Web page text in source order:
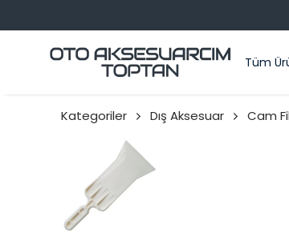
Tüm
Kategoriler Dış Aksesuar Cam